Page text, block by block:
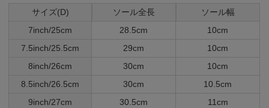
サイズ(D) ソール全長
ソール幅
7inch/25cm
28.5cm
10cm
7.5inch/25.5cm
29cm
10cm
8inch/26cm
30cm
10cm
8.5inch/26.5cm
30cm
10.5cm
9inch/27cm
30.5cm
11cm